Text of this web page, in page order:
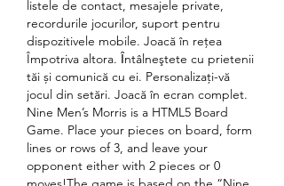
listele de contact, mesajele private,
recordurile jocurilor, suport pentru
dispozitivele mobile. Joacă în rețea
Împotriva altora. Ȋntâlneştete cu prietenii
tăi și comunică cu ei. Personalizați-vă
jocul din setări. Joacă în ecran complet.
Nine Men’s Morris is a HTML5 Board
Game. Place your pieces on board, form
lines or rows of 3, and leave your
opponent either with 2 pieces or 0